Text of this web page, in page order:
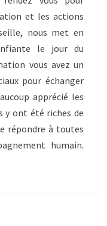
et les actions
nous met en
le jour du
vous avez un
pour échanger
apprécié les
y ont été riches de
répondre à toutes
humain.